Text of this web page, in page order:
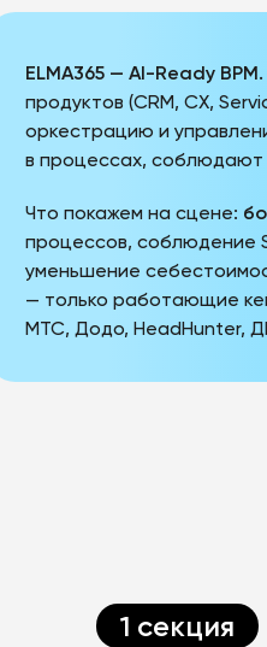
ELMA365 — AI-Ready BPM.
продуктов (CRM, CX,
оркестрацию и
в процессах,
Что покажем на сцене:
процессов, соблюдение
уменьшение
— только работающие
МТС, Додо, HeadHunter,
1 секция